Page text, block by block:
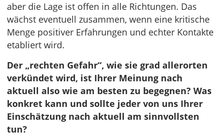
aber die Lage ist offen in alle Richtungen. Das
wächst eventuell zusammen, wenn eine kritische
Menge positiver Erfahrungen und echter Kontakte
etabliert wird.
Der „rechten Gefahr“, wie sie grad allerorten
verkündet wird, ist Ihrer Meinung nach
aktuell also wie am besten zu begegnen? Was
konkret kann und sollte jeder von uns Ihrer
Einschätzung nach aktuell am sinnvollsten
tun?